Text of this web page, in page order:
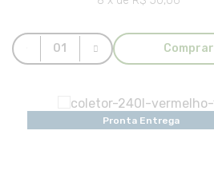
Comprar
Pronta Entrega